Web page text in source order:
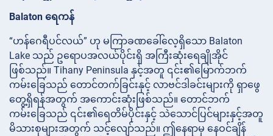
Balaton ရေကန်
“ဟန်ဂေရီပင်လယ်” ဟု မကြာခဏခေါ်လေ့ရှိသော Balaton
Lake သည် ဥရောပအလယ်ပိုင်းရှိ အကြီးဆုံးရေချိုအိုင်
ဖြစ်သည်။ Tihany Peninsula နှင့်အတူ ၎င်း၏မြောက်ဘက်
ကမ်းခြေသည် တောင်တက်ခြင်းနှင့် လာဗင်ဒါခင်းများကို ရှာဖွေ
တွေ့ရှိရန်အတွက် အကောင်းဆုံးဖြစ်သည်။ တောင်ဘက်
ကမ်းခြေသည် ၎င်း၏ရေတိမ်ပိုင်းနှင့် သဲသောင်ပြင်များနှင့်အတူ
မိသားစုများအတွက် သင့်လျော်သည်။ ဤနေရာမှ နေဝင်ချိန်